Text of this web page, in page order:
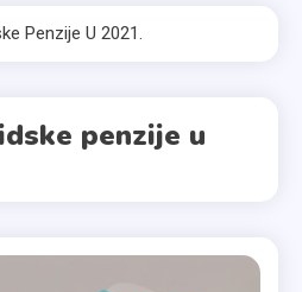
Penzije U 2021.
penzije u